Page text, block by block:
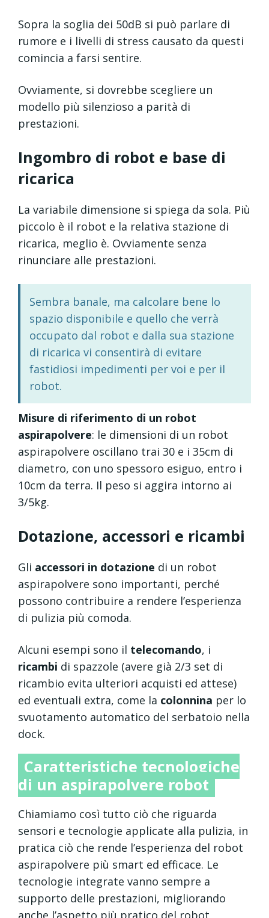
Sopra la soglia dei 50dB si può parlare di
rumore e i livelli di stress causato da questi
comincia a farsi sentire.
Ovviamente, si dovrebbe scegliere un
modello più silenzioso a parità di
prestazioni.
Ingombro di robot e base di
ricarica
La variabile dimensione si spiega da sola. Più
piccolo è il robot e la relativa stazione di
ricarica, meglio è. Ovviamente senza
rinunciare alle prestazioni.
Sembra banale, ma calcolare bene lo
spazio disponibile e quello che verrà
occupato dal robot e dalla sua stazione
di ricarica vi consentirà di evitare
fastidiosi impedimenti per voi e per il
robot.
Misure di riferimento di un robot
aspirapolvere: le dimensioni di un robot
aspirapolvere oscillano trai 30 e i 35cm di
diametro, con uno spessoro esiguo, entro i
10cm da terra. Il peso si aggira intorno ai
3/5kg.
Dotazione, accessori e ricambi
Gli accessori in dotazione di un robot
aspirapolvere sono importanti, perché
possono contribuire a rendere l’esperienza
di pulizia più comoda.
Alcuni esempi sono il telecomando, i
ricambi di spazzole (avere già 2/3 set di
ricambio evita ulteriori acquisti ed attese)
ed eventuali extra, come la colonnina per lo
svuotamento automatico del serbatoio nella
dock.
Caratteristiche tecnologiche
di un aspirapolvere robot
Chiamiamo così tutto ciò che riguarda
sensori e tecnologie applicate alla pulizia, in
pratica ciò che rende l’esperienza del robot
aspirapolvere più smart ed efficace. Le
tecnologie integrate vanno sempre a
supporto delle prestazioni, migliorando
anche l’aspetto più pratico del robot